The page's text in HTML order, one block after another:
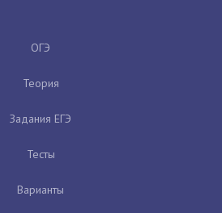
ОГЭ
Теория
Задания ЕГЭ
Тесты
Варианты